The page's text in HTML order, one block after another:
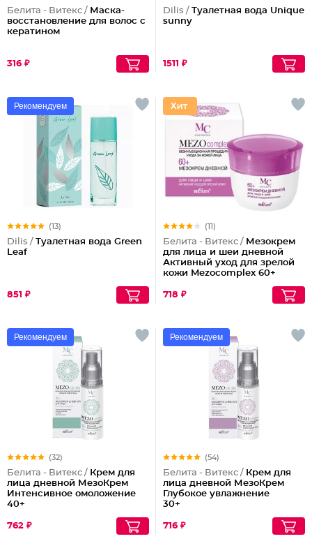
Белита - Витекс / Маска-
восстановление для волос с
кератином
316 ₽
Dilis / Туалетная вода Unique
sunny
1511 ₽
Рекомендуем
(13)
Dilis / Туалетная вода Green
Leaf
851 ₽
(11)
Белита - Витекс / Мезокрем
для лица и шеи дневной
Активный уход для зрелой
кожи Mezocomplex 60+
718 ₽
Рекомендуем
(32)
Белита - Витекс / Крем для
лица дневной МезоКрем
Интенсивное омоложение
40+
762 ₽
Рекомендуем
(54)
Белита - Витекс / Крем для
лица дневной МезоКрем
Глубокое увлажнение
30+
716 ₽